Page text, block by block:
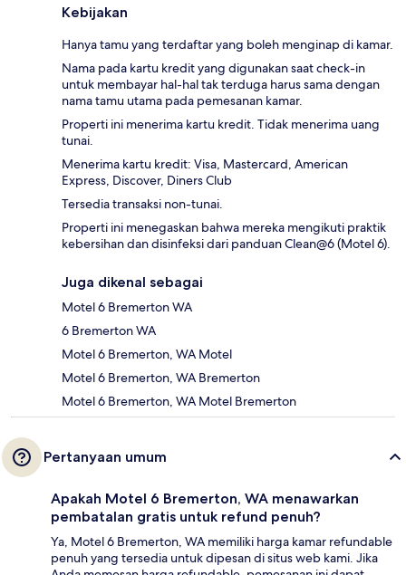
Kebijakan
Hanya tamu yang terdaftar yang boleh menginap di kamar.
Nama pada kartu kredit yang digunakan saat check-in
untuk membayar hal-hal tak terduga harus sama dengan
nama tamu utama pada pemesanan kamar.
Properti ini menerima kartu kredit. Tidak menerima uang
tunai.
Menerima kartu kredit: Visa, Mastercard, American
Express, Discover, Diners Club
Tersedia transaksi non-tunai.
Properti ini menegaskan bahwa mereka mengikuti praktik
kebersihan dan disinfeksi dari panduan Clean@6 (Motel 6).
Juga dikenal sebagai
Motel 6 Bremerton WA
6 Bremerton WA
Motel 6 Bremerton, WA Motel
Motel 6 Bremerton, WA Bremerton
Motel 6 Bremerton, WA Motel Bremerton
Pertanyaan umum
Apakah Motel 6 Bremerton, WA menawarkan
pembatalan gratis untuk refund penuh?
Ya, Motel 6 Bremerton, WA memiliki harga kamar refundable
penuh yang tersedia untuk dipesan di situs web kami. Jika